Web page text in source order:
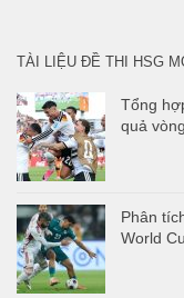
TÀI LIỆU ĐỀ THI HSG
Tổng
quả
Phân
World